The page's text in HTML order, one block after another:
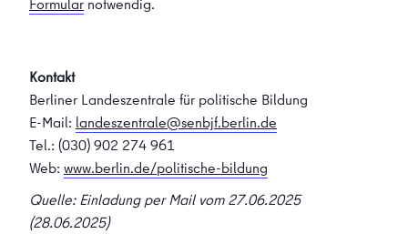
Kontakt
Berliner Landeszentrale für politische Bildung
E-Mail: landeszentrale@senbjf.berlin.de
Tel.: (030) 902 274 961
Web: www.berlin.de/politische-bildung
Quelle: Einladung per Mail vom 27.06.2025
(28.06.2025)